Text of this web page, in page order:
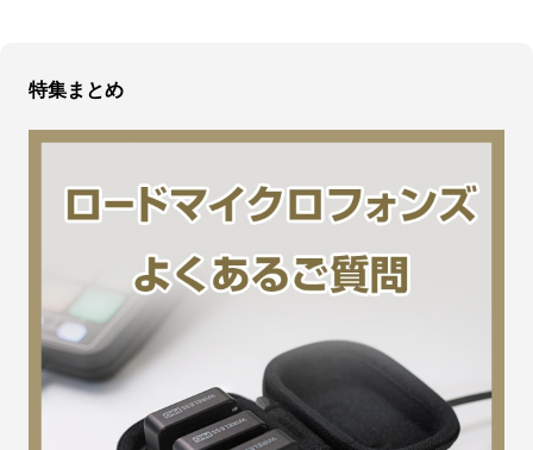
特集まとめ